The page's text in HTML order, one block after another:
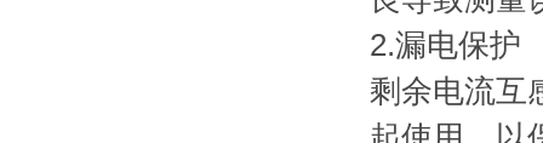
2.漏电保护
剩余电流互